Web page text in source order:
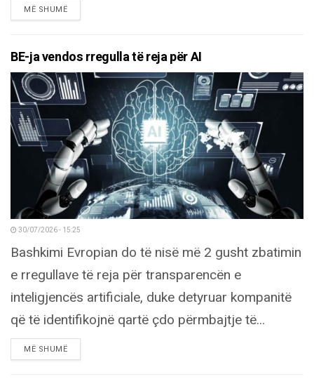
MË SHUMËDETAILS
BE-ja vendos rregulla të reja për AI
30/07/2026 - 15:25
Bashkimi Evropian do të nisë më 2 gusht zbatimin
e rregullave të reja për transparencën e
inteligjencës artificiale, duke detyruar kompanitë
që të identifikojnë qartë çdo përmbajtje të...
MË SHUMËDETAILS